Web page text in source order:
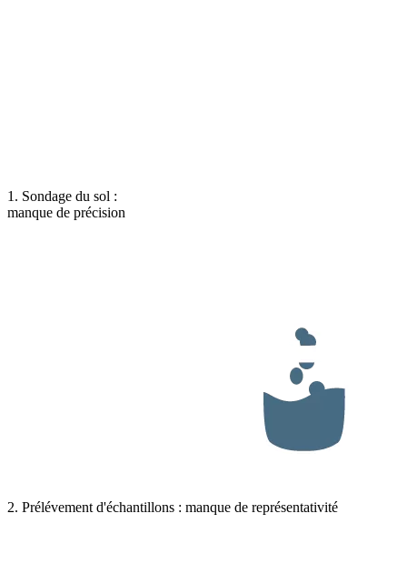
1. Sondage du sol :
manque de précision
2. Prélévement d'échantillons : manque de représentativité